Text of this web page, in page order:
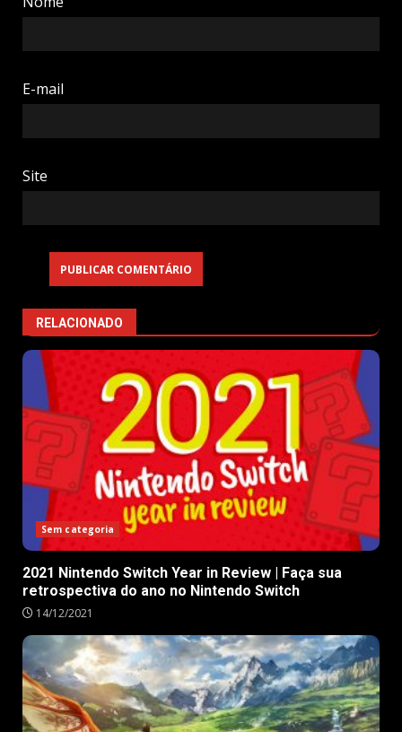
E-mail
Site
RELACIONADO
Sem categoria
2021 Nintendo Switch Year in Review | Faça sua
retrospectiva do ano no Nintendo Switch
14/12/2021